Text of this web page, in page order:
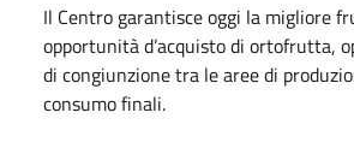
Il Centro garantisce oggi la migliore
opportunità d’acquisto di ortofrutta,
di congiunzione tra le aree di
consumo finali.